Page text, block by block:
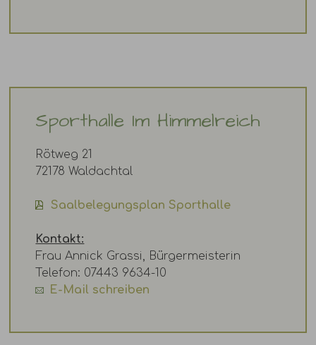
Sporthalle Im Himmelreich
Rötweg 21
72178 Waldachtal
Saalbelegungsplan Sporthalle
Kontakt:
Frau Annick Grassi, Bürgermeisterin
Telefon: 07443 9634-10
E-Mail schreiben